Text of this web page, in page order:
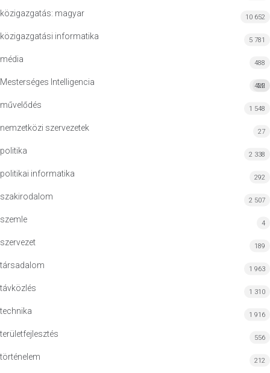
közigazgatás: magyar 10 652
közigazgatási informatika 5 781
média 488
Mesterséges Intelligencia MI
422
művelődés 1 548
nemzetközi szervezetek 27
politika 2 338
politikai informatika 292
szakirodalom 2 507
szemle 4
szervezet 189
társadalom 1 963
távközlés 1 310
technika 1 916
területfejlesztés 556
történelem 212